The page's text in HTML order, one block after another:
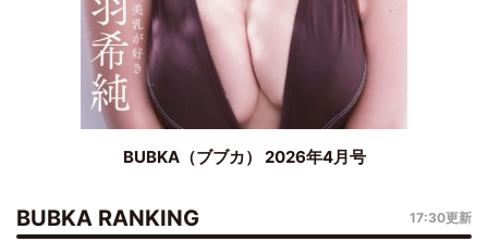
BUBKA（ブブカ） 2026年4月号
BUBKA RANKING 17:30更新